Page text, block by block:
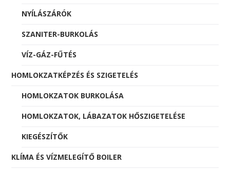
NYÍLÁSZÁRÓK
SZANITER-BURKOLÁS
VÍZ-GÁZ-FŰTÉS
HOMLOKZATKÉPZÉS ÉS SZIGETELÉS
HOMLOKZATOK BURKOLÁSA
HOMLOKZATOK, LÁBAZATOK HŐSZIGETELÉSE
KIEGÉSZÍTŐK
KLÍMA ÉS VÍZMELEGÍTŐ BOILER